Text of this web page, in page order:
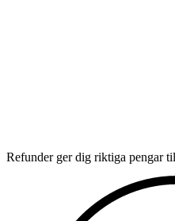
Refunder ger dig riktiga pengar